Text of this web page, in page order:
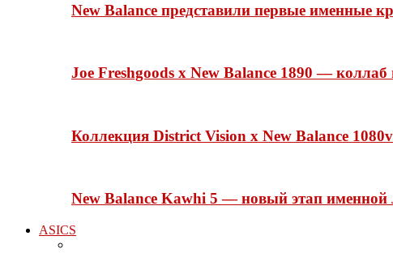
New Balance представили первые именные
Joe Freshgoods x New Balance 1890 —
Коллекция District Vision x New Balance
New Balance Kawhi 5 — новый этап именной
ASICS